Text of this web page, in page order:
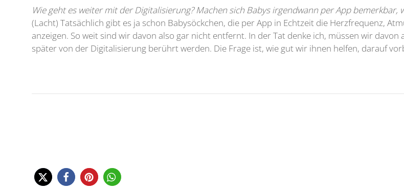
Wie geht es weiter mit der Digitalisierung? Machen sich Babys irgendwann per App bemerkbar,
(Lacht) Tatsächlich gibt es ja schon Babysöckchen, die per App in Echtzeit die Herzfrequenz,
anzeigen. So weit sind wir davon also gar nicht entfernt. In der Tat denke ich, müssen wir
später von der Digitalisierung berührt werden. Die Frage ist, wie gut wir ihnen helfen, darauf